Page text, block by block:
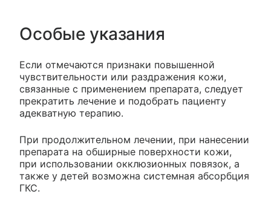
Особые указания
Если отмечаются признаки повышенной
чувствительности или раздражения кожи,
связанные с применением препарата, следует
прекратить лечение и подобрать пациенту
адекватную терапию.
При продолжительном лечении, при нанесении
препарата на обширные поверхности кожи,
при использовании окклюзионных повязок, а
также у детей возможна системная абсорбция
ГКС.